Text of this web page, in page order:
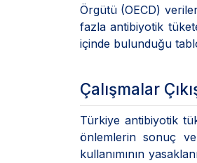
Örgütü (OECD)
fazla antibiyotik
içinde bulunduğu
Çalışmalar
Türkiye antibiyotik
önlemlerin sonuç
kullanımının